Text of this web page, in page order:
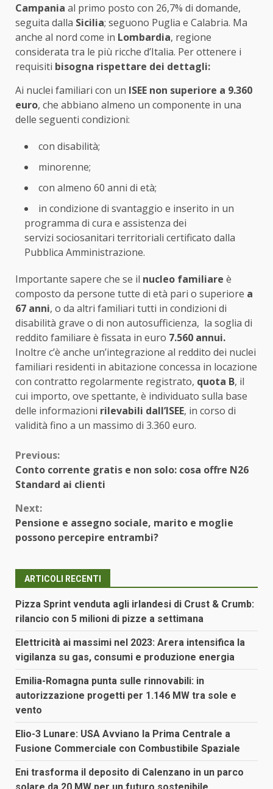
Campania al primo posto con 26,7% di domande,
seguita dalla Sicilia; seguono Puglia e Calabria. Ma
anche al nord come in Lombardia, regione
considerata tra le più ricche d’Italia. Per ottenere i
requisiti bisogna rispettare dei dettagli:
Ai nuclei familiari con un ISEE non superiore a 9.360
euro, che abbiano almeno un componente in una
delle seguenti condizioni:
con disabilità;
minorenne;
con almeno 60 anni di età;
in condizione di svantaggio e inserito in un
programma di cura e assistenza dei
servizi sociosanitari territoriali certificato dalla
Pubblica Amministrazione.
Importante sapere che se il nucleo familiare è
composto da persone tutte di età pari o superiore a
67 anni, o da altri familiari tutti in condizioni di
disabilità grave o di non autosufficienza, la soglia di
reddito familiare è fissata in euro 7.560 annui.
Inoltre c’è anche un’integrazione al reddito dei nuclei
familiari residenti in abitazione concessa in locazione
con contratto regolarmente registrato, quota B, il
cui importo, ove spettante, è individuato sulla base
delle informazioni rilevabili dall’ISEE, in corso di
validità fino a un massimo di 3.360 euro.
Continue
Reading
Previous:
Conto corrente gratis e non solo: cosa offre N26
Standard ai clienti
Next:
Pensione e assegno sociale, marito e moglie
possono percepire entrambi?
ARTICOLI RECENTI
Pizza Sprint venduta agli irlandesi di Crust & Crumb:
rilancio con 5 milioni di pizze a settimana
Elettricità ai massimi nel 2023: Arera intensifica la
vigilanza su gas, consumi e produzione energia
Emilia-Romagna punta sulle rinnovabili: in
autorizzazione progetti per 1.146 MW tra sole e
vento
Elio-3 Lunare: USA Avviano la Prima Centrale a
Fusione Commerciale con Combustibile Spaziale
Eni trasforma il deposito di Calenzano in un parco